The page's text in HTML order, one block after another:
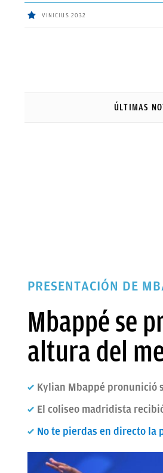
VINICIUS 2032
ÚLTIMAS
PRESENTACIÓN DE
Mbappé se
altura del
Kylian Mbappé pronunició
El coliseo madridista
No te pierdas en directo la